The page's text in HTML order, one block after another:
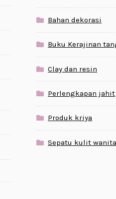
Bahan dekorasi
Buku Kerajinan
Clay dan resin
Perlengkapan jahit
Produk kriya
Sepatu kulit wanita